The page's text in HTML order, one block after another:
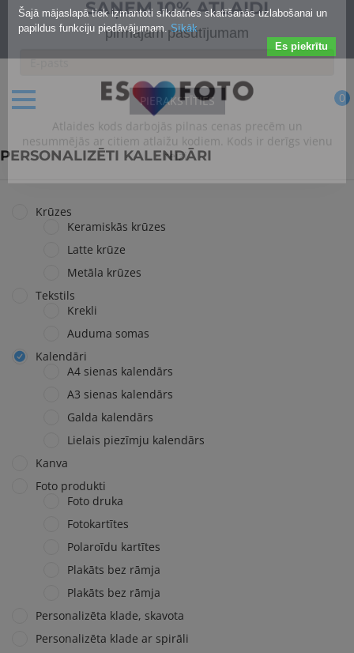
X
Piesakies jaunumiem un
SAŅEM 10% ATLAIDI
pirmajam pasūtījumam
PIERAKSTĪTIES
0
PERSONALIZĒTI KALENDĀRI
Krūzes
Keramiskās krūzes
Latte krūze
Metāla krūzes
Tekstils
Krekli
Auduma somas
Kalendāri
A4 sienas kalendārs
A3 sienas kalendārs
Galda kalendārs
Lielais piezīmju kalendārs
Kanva
Foto produkti
Foto druka
Fotokartītes
Polaroīdu kartītes
Plakāts bez rāmja
Plakāts bez rāmja
Personalizēta klade, skavota
Personalizēta klade ar spirāli
Šajā mājaslapā tiek izmantoti sīkdatnes skatīšanās uzlabošanai un
papildus funkciju piedāvājumam.Sīkāk
Es piekrītu